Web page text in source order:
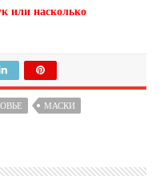
или насколько
МАСКИ